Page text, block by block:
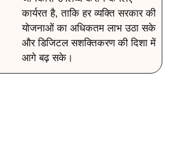
कार्यरत है, ताकि हर व्यक्ति सरकार की
योजनाओं का अधिकतम लाभ उठा सके
और डिजिटल सशक्तिकरण की दिशा में
आगे बढ़ सके।